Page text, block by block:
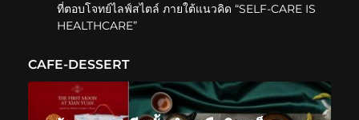
ที่ตอบโจทย์ไลฟ์สไตล์ ภายใต้แนวคิด “SELF-CARE IS
HEALTHCARE”
CAFE-DESSERT